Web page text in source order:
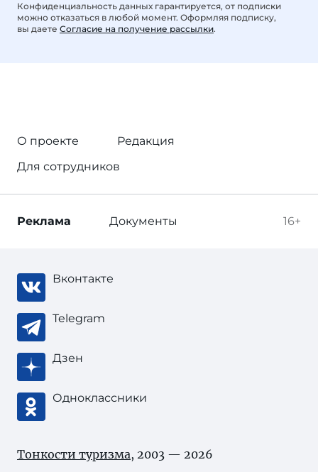
Конфиденциальность данных гарантируется, от подписки
можно отказаться в любой момент. Оформляя подписку,
вы даете Согласие на получение рассылки.
О проекте
Редакция
Для сотрудников
16+
Реклама Документы
Вконтакте
Telegram
Дзен
Одноклассники
Тонкости туризма, 2003 — 2026